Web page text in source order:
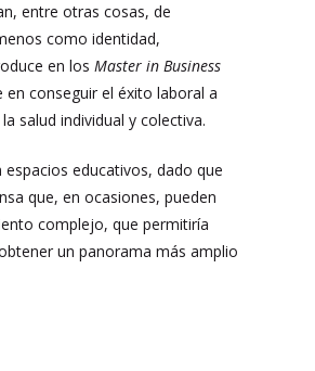
entre otras cosas, de
como identidad,
en losMaster in Business
conseguir el éxito laboral a
salud individual y colectiva.
educativos, dado que
que, en ocasiones, pueden
complejo, que permitiría
un panorama más amplio